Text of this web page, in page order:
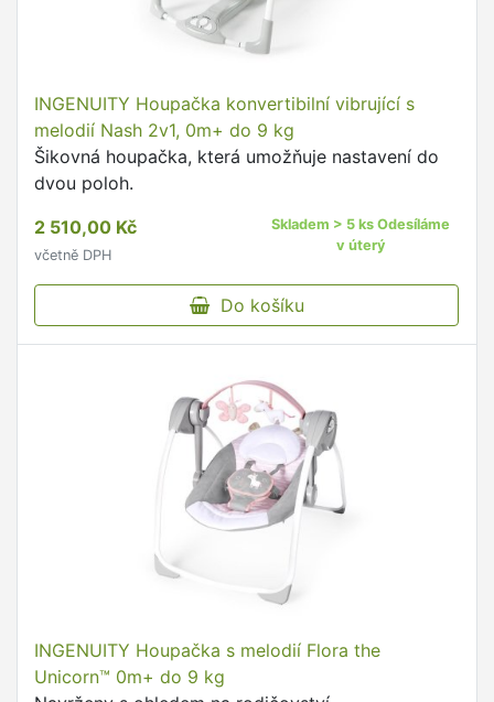
INGENUITY Houpačka konvertibilní vibrující s
melodií Nash 2v1, 0m+ do 9 kg
Šikovná houpačka, která umožňuje nastavení do
dvou poloh.
2 510,00 Kč
včetně DPH
Skladem > 5 ks Odesíláme
v úterý
Do košíku
INGENUITY Houpačka s melodií Flora the
Unicorn™ 0m+ do 9 kg